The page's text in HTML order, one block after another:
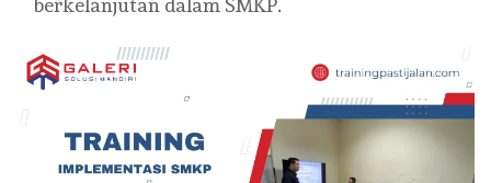
berkelanjutan dalam SMKP.